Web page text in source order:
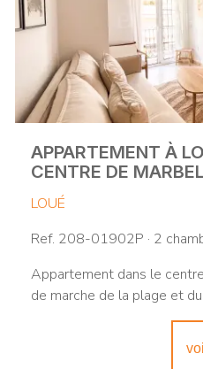
APPARTEMENT À
CENTRE DE
LOUÉ
Ref. 208-01902P · 2
Appartement dans le
de marche de la plage et